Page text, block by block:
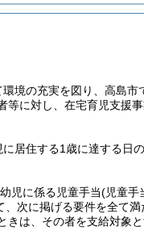
境の充実を図り、高島
等に対し、在宅育児支援
居住する1歳に達する日
児に係る児童手当(児童手
、次に掲げる要件を全て満
は、その者を支給対象と